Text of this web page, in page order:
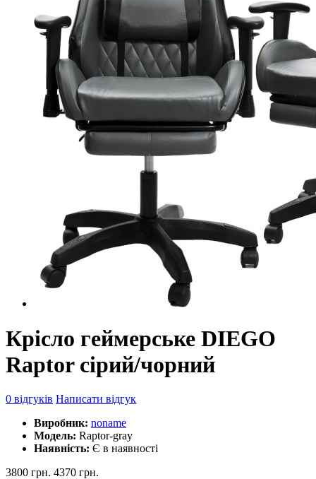
Крісло геймерське DIEGO
Raptor сірий/чорний
0 відгуків Написати відгук
Виробник: noname
Модель: Raptor-gray
Наявність: Є в наявності
3800 грн. 4370 грн.